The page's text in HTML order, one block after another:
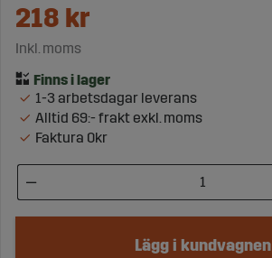
218 kr
Inkl. moms
1-3 arbetsdagar leverans
Alltid 69:- frakt exkl. moms
Faktura 0kr
Lägg i kundvagnen